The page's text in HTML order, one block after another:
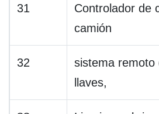
31
Controlador de
camión
32
sistema remoto
llaves,